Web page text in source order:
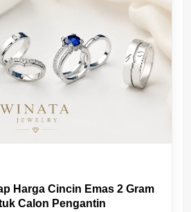
Harga Cincin Emas 2 Gram
Calon Pengantin